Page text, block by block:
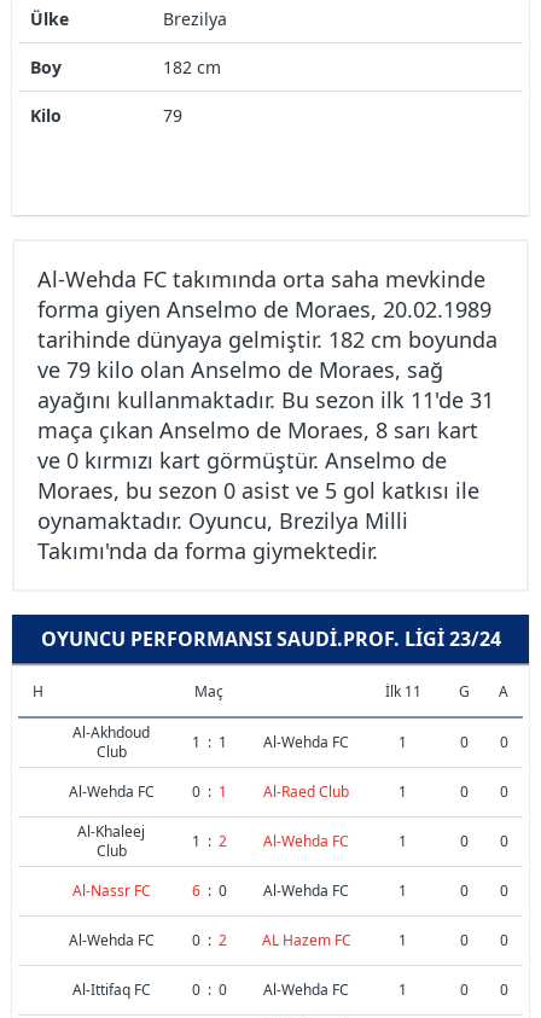
Ülke Brezilya
Boy 182 cm
Kilo 79
Al-Wehda FC takımında orta saha mevkinde
forma giyen Anselmo de Moraes, 20.02.1989
tarihinde dünyaya gelmiştir. 182 cm boyunda
ve 79 kilo olan Anselmo de Moraes, sağ
ayağını kullanmaktadır. Bu sezon ilk 11'de 31
maça çıkan Anselmo de Moraes, 8 sarı kart
ve 0 kırmızı kart görmüştür. Anselmo de
Moraes, bu sezon 0 asist ve 5 gol katkısı ile
oynamaktadır. Oyuncu, Brezilya Milli
Takımı'nda da forma giymektedir.
OYUNCU PERFORMANSI SAUDI.PROF. LIGI 23/24
H Maç İlk 11 G
A
Al-Akhdoud
Club
1 : 1 Al-Wehda FC 1 0 0
Al-Wehda FC 0 : 1 Al-Raed Club 1 0
0
Al-Khaleej
Club
1 : 2 Al-Wehda FC 1 0 0
Al-Nassr FC 6 : 0 Al-Wehda FC 1 0 0
Al-Wehda FC 0 : 2 AL Hazem FC 1 0 0
Al-Ittifaq FC 0 : 0 Al-Wehda FC 1 0 0